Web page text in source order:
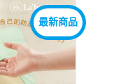
最新商品